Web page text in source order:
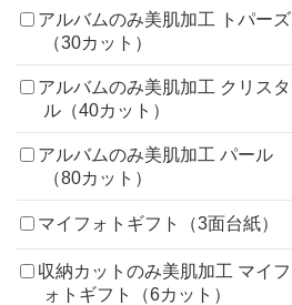
アルバムのみ美肌加工 トパーズ
（30カット）
アルバムのみ美肌加工 クリスタ
ル（40カット）
アルバムのみ美肌加工 パール
（80カット）
マイフォトギフト（3面台紙）
収納カットのみ美肌加工 マイフ
ォトギフト（6カット）